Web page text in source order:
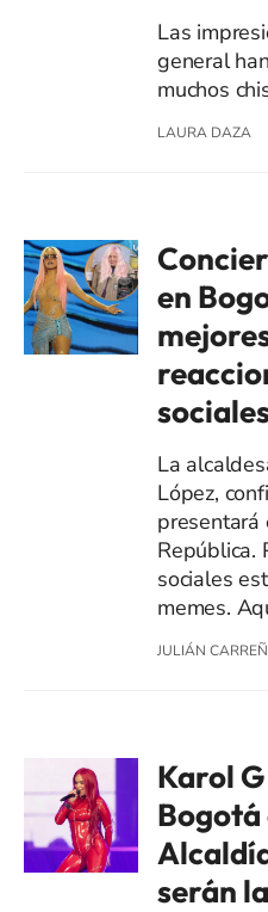
Las
general
muchos
LAURA DAZA
en
La
López,
presentará
República.
sociales
memes.
JULIÁN
Karol
Bogotá
serán